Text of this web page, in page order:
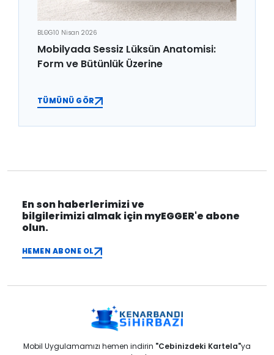
BLOG10 Nisan 2026
Mobilyada Sessiz Lüksün Anatomisi:
Form ve Bütünlük Üzerine
TÜMÜNÜ GÖR
En son haberlerimizi ve
bilgilerimizi almak için myEGGER'e abone
olun.
HEMEN ABONE OL
Mobil Uygulamamızı hemen indirin "Cebinizdeki Kartela"ya